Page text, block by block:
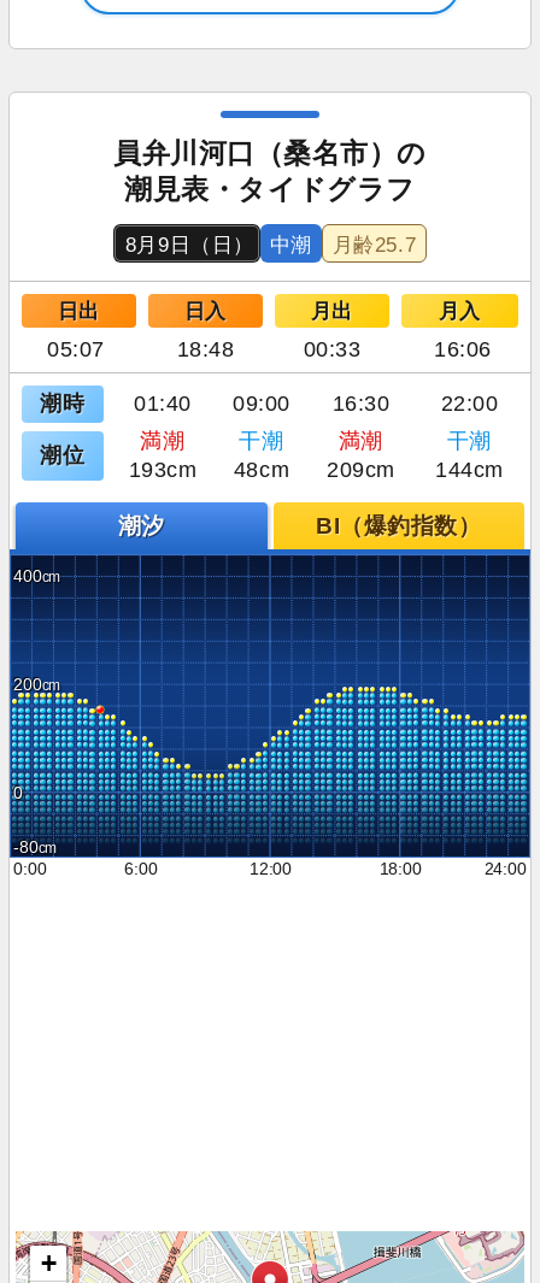
員弁川河口（桑名市）の
潮見表・タイドグラフ
8月9日（日） 中潮 月齢25.7
日出 日入 月出 月入
05:07 18:48 00:33 16:06
潮時 01:40 09:00 16:30 22:00
潮位
満潮 干潮 満潮
干潮
193cm
48cm 209cm 144cm
潮汐 BI（爆釣指数）
400
200
0
-80
0:00
6:00 12:00 18:00 24:00
+